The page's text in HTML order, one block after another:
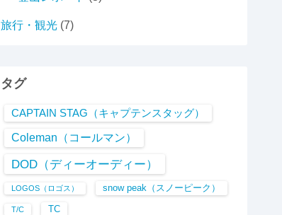
旅行・観光 (7)
タグ
CAPTAIN STAG（キャプテンスタッグ）
Coleman（コールマン）
DOD（ディーオーディー）
LOGOS（ロゴス） snow peak（スノーピーク）
T/C TC